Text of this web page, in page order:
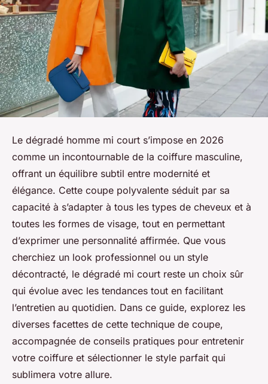
Le dégradé homme mi court s’impose en 2026
comme un incontournable de la coiffure masculine,
offrant un équilibre subtil entre modernité et
élégance. Cette coupe polyvalente séduit par sa
capacité à s’adapter à tous les types de cheveux et à
toutes les formes de visage, tout en permettant
d’exprimer une personnalité affirmée. Que vous
cherchiez un look professionnel ou un style
décontracté, le dégradé mi court reste un choix sûr
qui évolue avec les tendances tout en facilitant
l’entretien au quotidien. Dans ce guide, explorez les
diverses facettes de cette technique de coupe,
accompagnée de conseils pratiques pour entretenir
votre coiffure et sélectionner le style parfait qui
sublimera votre allure.